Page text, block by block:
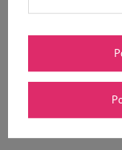
Zaufane
naszych